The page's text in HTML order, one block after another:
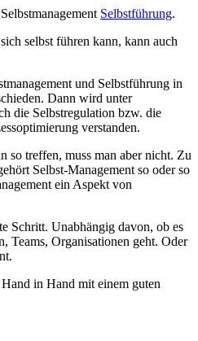
Selbstführung.
selbst führen kann, kann auch
und Selbstführung in
Dann wird unter
die Selbstregulation bzw. die
verstanden.
so treffen, muss man aber nicht. Zu
Selbst-Management so oder so
ein Aspekt von
Schritt. Unabhängig davon, ob es
Teams, Organisationen geht. Oder
in Hand mit einem guten